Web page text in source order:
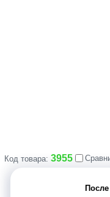
Код товара: 3955